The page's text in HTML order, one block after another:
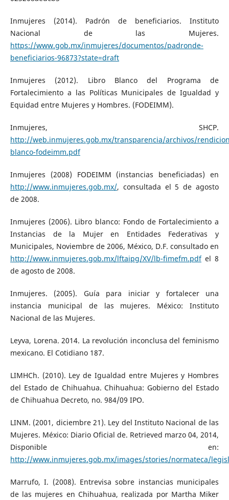
Inmujeres (2014). Padrón de beneficiarios. Instituto
Nacional de las Mujeres.
https://www.gob.mx/inmujeres/documentos/padronde-
beneficiarios-96873?state=draft
Inmujeres (2012). Libro Blanco del Programa de
Fortalecimiento a las Políticas Municipales de Igualdad y
Equidad entre Mujeres y Hombres. (FODEIMM).
Inmujeres, SHCP.
http://web.inmujeres.gob.mx/transparencia/archivos/
blanco-fodeimm.pdf
Inmujeres (2008) FODEIMM (instancias beneficiadas) en
http://www.inmujeres.gob.mx/, consultada el 5 de agosto
de 2008.
Inmujeres (2006). Libro blanco: Fondo de Fortalecimiento a
Instancias de la Mujer en Entidades Federativas y
Municipales, Noviembre de 2006, México, D.F. consultado en
http://www.inmujeres.gob.mx/lftaipg/XV/lb-fimefm.pdfel 8
de agosto de 2008.
Inmujeres. (2005). Guía para iniciar y fortalecer una
instancia municipal de las mujeres. México: Instituto
Nacional de las Mujeres.
Leyva, Lorena. 2014. La revolución inconclusa del feminismo
mexicano. El Cotidiano 187.
LIMHCh. (2010). Ley de Igualdad entre Mujeres y Hombres
del Estado de Chihuahua. Chihuahua: Gobierno del Estado
de Chihuahua Decreto, no. 984/09 IPO.
LINM. (2001, diciembre 21). Ley del Instituto Nacional de las
Mujeres. México: Diario Oficial de. Retrieved marzo 04, 2014,
Disponible en:
http://www.inmujeres.gob.mx/images/stories/normateca/
Marrufo, I. (2008). Entrevisa sobre instancias municipales
de las mujeres en Chihuahua, realizada por Martha Miker